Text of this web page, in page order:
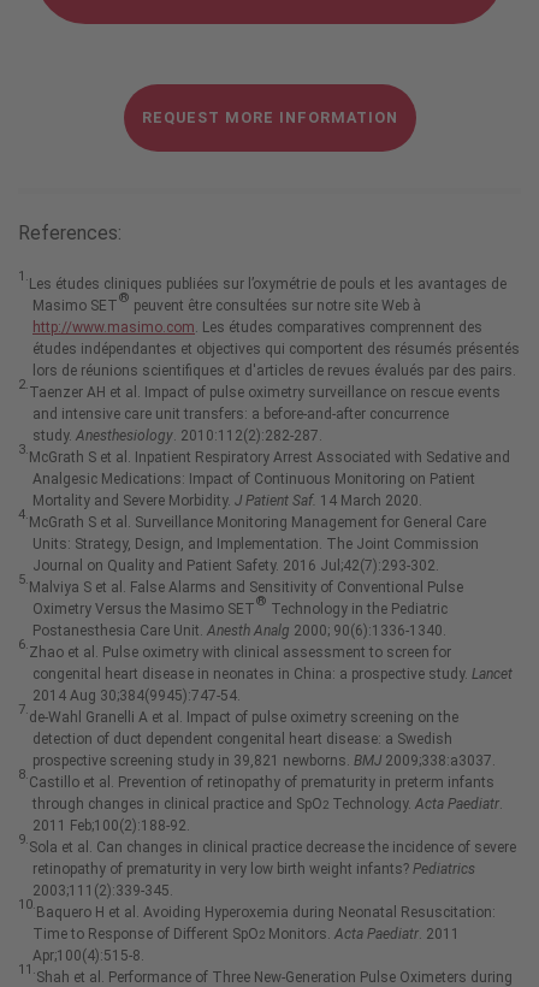
REQUEST MORE INFORMATION
References:
1. Les études cliniques publiées sur l’oxymétrie de pouls et les avantages de
Masimo SET® peuvent être consultées sur notre site Web à
http://www.masimo.com . Les études comparatives comprennent des
études indépendantes et objectives qui comportent des résumés présentés
lors de réunions scientifiques et d'articles de revues évalués par des pairs.
2. Taenzer AH et al. Impact of pulse oximetry surveillance on rescue events
and intensive care unit transfers: a before-and-after concurrence
study. Anesthesiology . 2010:112(2):282-287.
3. McGrath S et al. Inpatient Respiratory Arrest Associated with Sedative and
Analgesic Medications: Impact of Continuous Monitoring on Patient
Mortality and Severe Morbidity. J Patient Saf. 14 March 2020.
4. McGrath S et al. Surveillance Monitoring Management for General Care
Units: Strategy, Design, and Implementation. The Joint Commission
Journal on Quality and Patient Safety. 2016 Jul;42(7):293-302.
5. Malviya S et al. False Alarms and Sensitivity of Conventional Pulse
Oximetry Versus the Masimo SET® Technology in the Pediatric
Postanesthesia Care Unit. Anesth Analg 2000; 90(6):1336-1340.
6. Zhao et al. Pulse oximetry with clinical assessment to screen for
congenital heart disease in neonates in China: a prospective study. Lancet
2014 Aug 30;384(9945):747-54.
7. de-Wahl Granelli A et al. Impact of pulse oximetry screening on the
detection of duct dependent congenital heart disease: a Swedish
prospective screening study in 39,821 newborns. BMJ 2009;338:a3037.
8. Castillo et al. Prevention of retinopathy of prematurity in preterm infants
through changes in clinical practice and SpO2 Technology. Acta Paediatr
2011 Feb;100(2):188-92.
9. Sola et al. Can changes in clinical practice decrease the incidence of severe
retinopathy of prematurity in very low birth weight infants? Pediatrics
2003;111(2):339-345.
10. Baquero H et al. Avoiding Hyperoxemia during Neonatal Resuscitation:
Time to Response of Different SpO2 Monitors. Acta Paediatr . 2011
Apr;100(4):515-8.
11. Shah et al. Performance of Three New-Generation Pulse Oximeters during